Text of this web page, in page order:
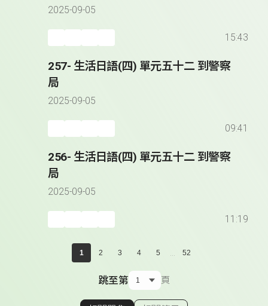
2025-09-05
15:43
257- 生活日語(四) 單元五十二 到警察
局
2025-09-05
09:41
256- 生活日語(四) 單元五十二 到警察
局
2025-09-05
11:19
1 2 3 4 5 ... 52
跳至第 頁